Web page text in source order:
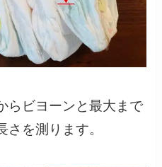
らビヨーンと最大まで
を測ります。